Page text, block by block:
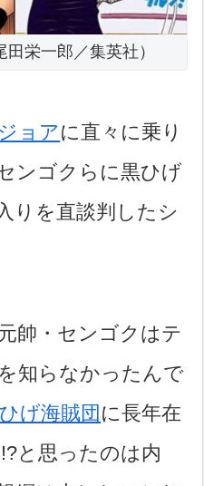
田栄一郎／集英社）
ョアに直々に乗り
ンゴクらに黒ひげ
りを直談判したシ
帥・センゴクはテ
知らなかったんで
げ海賊団 に長年在
と思ったのは内